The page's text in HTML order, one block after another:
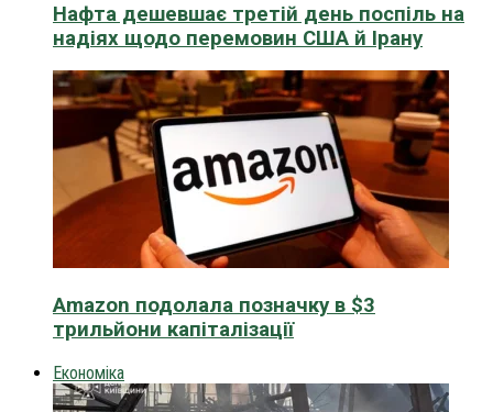
Нафта дешевшає третій день поспіль на
надіях щодо перемовин США й Ірану
Amazon подолала позначку в $3
трильйони капіталізації
Економіка